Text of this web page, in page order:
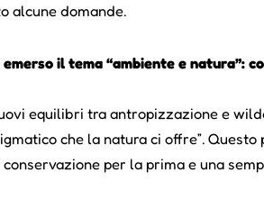
alcune domande.
il tema “ambiente e natura”:
equilibri tra antropizzazione e
che la natura ci offre”. Questo
per la prima e una